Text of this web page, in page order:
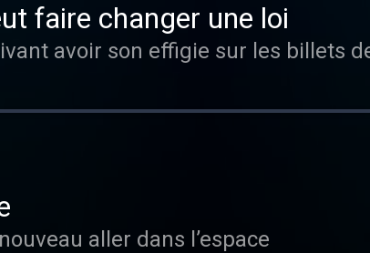
faire changer une loi
avoir son effigie sur les billets
aller dans l’espace